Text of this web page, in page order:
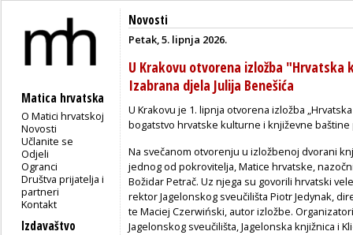
Matica hrvatska
O Matici hrvatskoj
Novosti
Učlanite se
Odjeli
Ogranci
Društva prijatelja i
partneri
Kontakt
Izdavaštvo
Novosti
Petak, 5. lipnja 2026.
U Krakovu otvorena izložba
Izabrana djela Julija Benešića
U Krakovu je 1. lipnja otvorena izložba
bogatstvo hrvatske kulturne i književne
Na svečanom otvorenju u izložbenoj dvorani
jednog od pokrovitelja, Matice hrvatske,
Božidar Petrač. Uz njega su govorili hrvatski
rektor Jagelonskog sveučilišta Piotr Jedynak,
te Maciej Czerwiński, autor izložbe.
Jagelonskog sveučilišta, Jagelonska knjižnica i